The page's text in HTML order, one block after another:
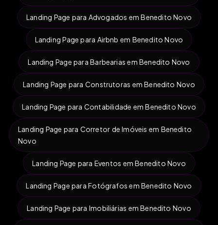
Landing Page para Advogados em Benedito Novo
Landing Page para Airbnb em Benedito Novo
Landing Page para Barbearias em Benedito Novo
Landing Page para Construtoras em Benedito Novo
Landing Page para Contabilidade em Benedito Novo
Landing Page para Corretor de Imóveis em Benedito
Novo
Landing Page para Eventos em Benedito Novo
Landing Page para Fotógrafos em Benedito Novo
Landing Page para Imobiliárias em Benedito Novo